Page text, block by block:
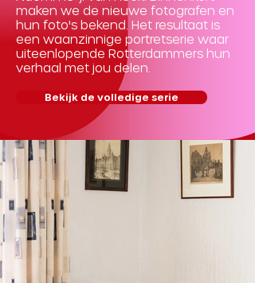
maken we de nieuwe fotografen en
hun foto's bekend. Het resultaat is
een waanzinnige portretserie waar
uiteenlopende Rotterdammers hun
verhaal met jou delen.
Bekijk de volledige serie